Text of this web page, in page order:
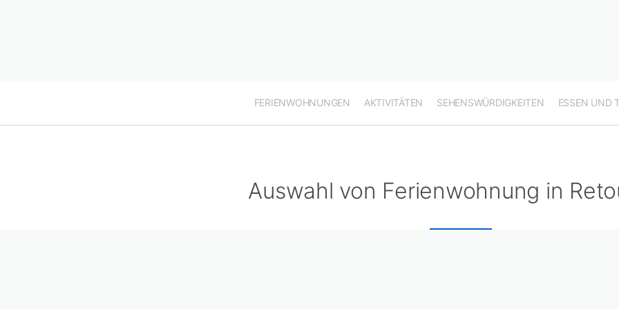
FERIENWOHNUNGEN AKTIVITÄTEN SEHENSWÜRDIGKEITEN ESSEN UND
Auswahl von Ferienwohnung in